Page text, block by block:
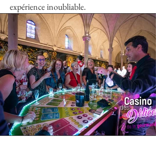
expérience inoubliable.